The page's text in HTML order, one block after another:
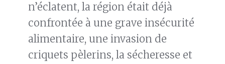
n’éclatent, la région était déjà
confrontée à une grave insécurité
alimentaire, une invasion de
criquets pèlerins, la sécheresse et